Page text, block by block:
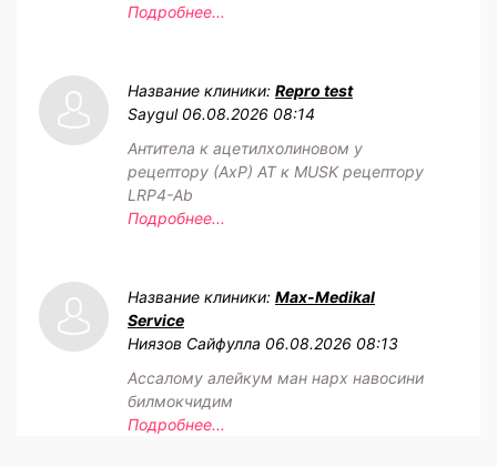
Подробнее...
Название клиники: Repro test
Saygul 06.08.2026 08:14
Антитела к ацетилхолиновом у
рецептору (АхР) АТ к MUSK рецептору
LRP4-Ab
Подробнее...
Название клиники: Max-Medikal
Service
Ниязов Сайфулла 06.08.2026 08:13
Ассалому алейкум ман нарх навосини
билмокчидим
Подробнее...